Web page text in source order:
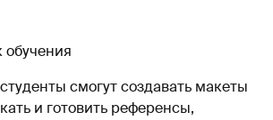
обучения
смогут создавать макеты
и готовить референсы,